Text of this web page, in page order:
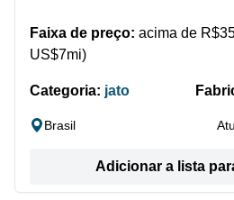
Faixa de preço: acima de
US$7mi)
Categoria: jato
Brasil
Adicionar a lista